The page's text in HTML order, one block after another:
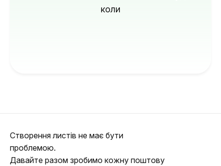
коли
Створення листів не має бути
проблемою.
Давайте разом зробимо кожну поштову